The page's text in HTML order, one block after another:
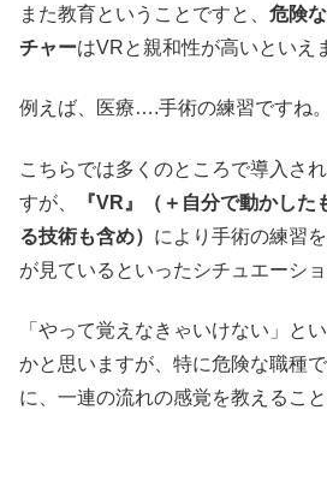
また教育ということですと、 危険
チャーはVRと親和性が高いといえ
例えば、医療….手術の練習ですね。
こちらでは多くのところで導入さ
すが、
『VR』（＋自分で動かし
る技術も含め） により手術の練習
が見ているといったシチュエーショ
「やって覚えなきゃいけない」と
かと思いますが、特に危険な職種
に、一連の流れの感覚を教えること